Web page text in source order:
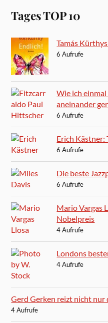
Tages TOP 10
Tamás
6 Aufrufe
Wie ich
aneinander
6 Aufrufe
Erich
6 Aufrufe
Die beste
6 Aufrufe
Mario Vargas
Nobelpreis
4 Aufrufe
Londons
4 Aufrufe
Gerd Gerken reizt nicht nur
4 Aufrufe